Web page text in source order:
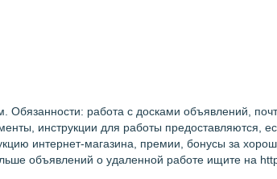
Обязанности: работа с досками объявлений,
инструкции для работы предоставляются,
интернет-магазина, премии, бонусы за
объявлений о удаленной работе ищите на